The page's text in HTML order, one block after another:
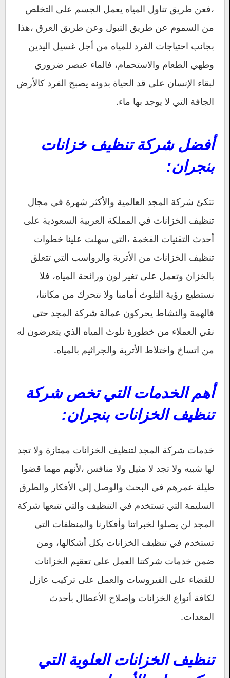
،فعن طريق تناول المياه يعمل الجسم على التخلص
من السموم عن طريق التبول وعن طريق العرق ،هذا
بجانب احتياجات الفرد للمياه من أجل غسيل اليدين
وطهي الطعام والاستحمام، فالماء عنصر ضروري
لبقاء الإنسان على قد الحياة بدونه يصبح الفرد كالأرض
الجافة التي لا يوجد بها ماء.
أفضل شركة تنظيف خزانات
بنجران:
تتكئ شركة المجد العالمية والأكثر شهرة في مجال
تنظيف الخزانات في المملكة العربية السعودية على
أحدث التقنيات الفخمة ،التي سهلت علينا خطوات
تنظيف الخزانات من الأتربة والرواسب التي تتعلق
بالخزان وتعمل على تغير لون ورائحة المياه، فلا
نستطيع رؤية التلوث أمامنا ولا نتحرك من مكاننا،
فالهمة والنشاط يحركون عمالة شركة المجد حتى
نقي العملاء من خطورة تلوث المياه الذي يتعرضون له
من اتساخ واختلاط الأتربة والجراثيم بالمياه.
أهم الخدمات التي تخص شركة
تنظيف الخزانات بنجران:
خدمات شركة المجد لتنظيف الخزانات ممتازة ولا تجد
لها شبيه ولا تجد لا مثيل ولا منافس ،لأنهم مهما قضوا
طيلة عمرهم في البحث والوصل إلى الأفكار والطرق
السليمة التي تستخدم في التنظيف والتي تتبعها شركة
المجد لن يصلوا لخبراتنا وأفكارنا والمنظفات التي
تستخدم في تنظيف الخزانات بكل أشكالها، ومن
ضمن خدمات شركتنا العمل على تعقيم الخزانات
للقضاء على الفيروسات والعمل على تركيب عازل
لكافة أنواع الخزانات وإصلاح الأعطال بأحدث
المعدات.
تنظيف الخزانات العلوية التي